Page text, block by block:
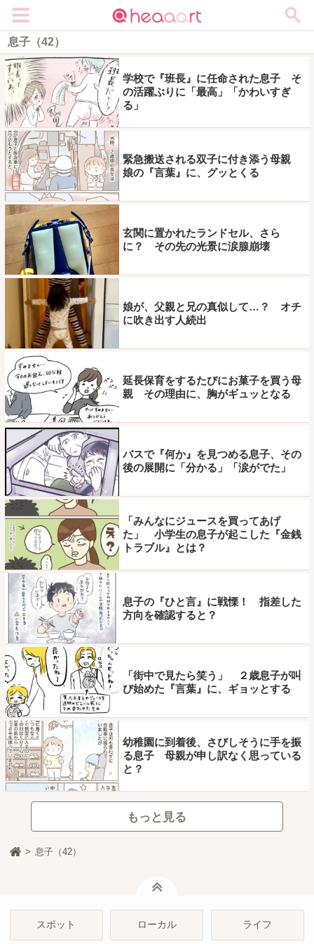
息子（42）
学校で『班長』に任命された息子 そ
の活躍ぶりに「最高」「かわいすぎ
る」
緊急搬送される双子に付き添う母親
娘の『言葉』に、グッとくる
玄関に置かれたランドセル、さら
に？ その先の光景に涙腺崩壊
娘が、父親と兄の真似して…？ オチ
に吹き出す人続出
延長保育をするたびにお菓子を買う母
親 その理由に、胸がギュッとなる
バスで『何か』を見つめる息子、その
後の展開に「分かる」「涙がでた」
「みんなにジュースを買ってあげ
た」 小学生の息子が起こした『金銭
トラブル』とは？
息子の『ひと言』に戦慄！ 指差した
方向を確認すると？
「街中で見たら笑う」 ２歳息子が叫
び始めた『言葉』に、ギョッとする
幼稚園に到着後、さびしそうに手を振
る息子 母親が申し訳なく思っている
と？
もっと見る
息子（42）
スポット ローカル ライフ